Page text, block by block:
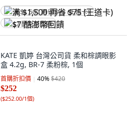
满 $1,500 再省 $75 (王道卡)
$7 酷澎幣回饋
KATE 凱婷 台灣公司貨 柔和棕調眼影
盒 4.2g, BR-7 柔粉棕, 1個
首購折扣價 40%$420
$252
($252.00/1個)